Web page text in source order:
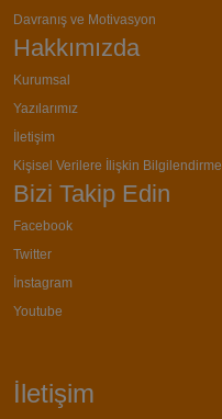
Davranış ve Motivasyon
Hakkımızda
Kurumsal
Yazılarımız
İletişim
Kişisel Verilere İlişkin Bilgilendirme
Bizi Takip Edin
Facebook
Twitter
İnstagram
Youtube
İletişim